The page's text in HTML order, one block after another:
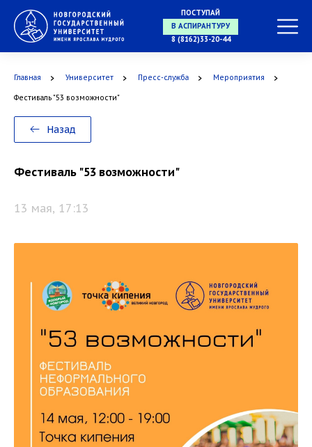
ПОСТУПАЙ
В МАГИСТРАТУРУ
8 (8162)33-20-44
Главная Университет Пресс-служба Мероприятия
Фестиваль "53 возможности"
Назад
Фестиваль "53 возможности"
13 мая, 17:13